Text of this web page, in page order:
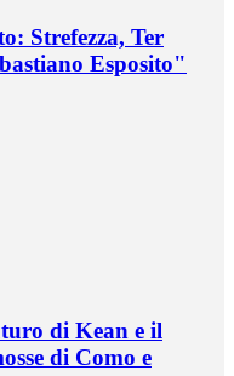
Strefezza, Ter
Esposito"
di Kean e il
di Como e